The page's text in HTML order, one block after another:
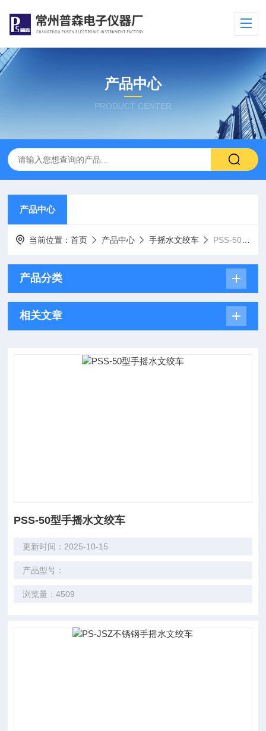
产品中心
PRODUCT CENTER
产品中心
当前位置：首页 产品中心 手摇水文绞车 PSS-50手摇水文绞车
产品分类
相关文章
PSS-50型手摇水文绞车
更新时间：2025-10-15
产品型号：
浏览量：4509